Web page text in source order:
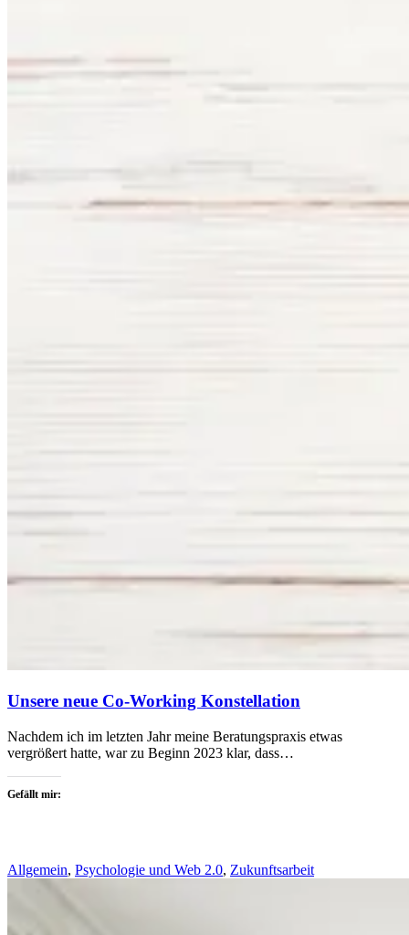
Unsere neue Co-Working Konstellation
Nachdem ich im letzten Jahr meine Beratungspraxis etwas
vergrößert hatte, war zu Beginn 2023 klar, dass…
Gefällt mir:
Allgemein, Psychologie und Web 2.0, Zukunftsarbeit